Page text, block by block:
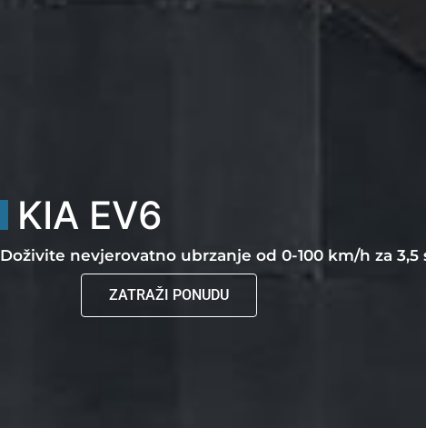
KIA EV6
Doživite nevjerovatno ubrzanje od 0-100 km/h za 3,5
ZATRAŽI PONUDU